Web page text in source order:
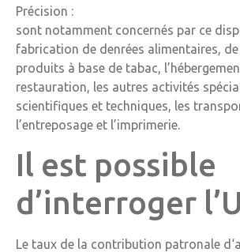
Précision :
sont notamment concernés par ce
fabrication de denrées alimentaires,
produits à base de tabac,
restauration, les autres activités
scientifiques et techniques, les
l’entreposage et l’imprimerie.
Il est possible
d’interroger
Le taux de la contribution patronale